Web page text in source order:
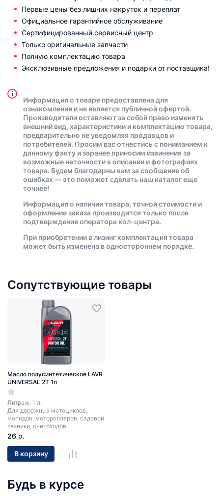
Первые цены без лишних накруток и переплат
Официальное гарантийное обслуживание
Сертифицированный сервисный центр
Только оригинальные запчасти
Полную комплектацию товара
Эксклюзивные предложения и подарки от поставщика!
i
Информация о товаре предоставлена для
ознакомления и не является публичной офертой.
Производители оставляют за собой право изменять
внешний вид, характеристики и комплектацию товара,
предварительно не уведомляя продавцов и
потребителей. Просим вас отнестись с пониманием к
данному факту и заранее приносим извинения за
возможные неточности в описании и фотографиях
товара. Будем благодарны вам за сообщение об
ошибках — это поможет сделать наш каталог еще
точнее!
Информация о наличии товара, точной стоимости и
оформление заказа производится только после
подтверждения оператора кол-центра.
При приобретении в лизинг комплектация товара
может быть изменена в одностороннем порядке.
Сопутствующие товары
Масло полусинтетическое LAVR
UNIVERSAL 2T 1л
Литраж: 1 л.
Для дорожных мотоциклов,
мопедов, мотороллеров, садовой
техники, снегоходов.
26 р.
В корзину
Будь в курсе